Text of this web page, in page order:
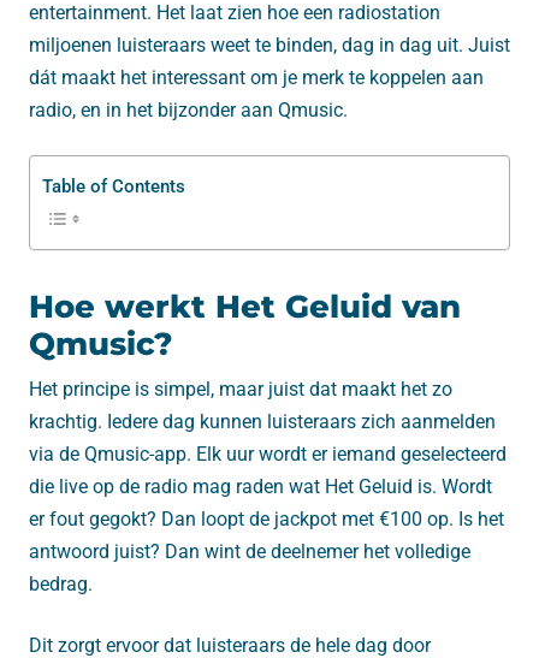
entertainment. Het laat zien hoe een radiostation
miljoenen luisteraars weet te binden, dag in dag uit. Juist
dát maakt het interessant om je merk te koppelen aan
radio, en in het bijzonder aan Qmusic.
Table of Contents
Hoe werkt Het Geluid van
Qmusic?
Het principe is simpel, maar juist dat maakt het zo
krachtig. Iedere dag kunnen luisteraars zich aanmelden
via de Qmusic-app. Elk uur wordt er iemand geselecteerd
die live op de radio mag raden wat Het Geluid is. Wordt
er fout gegokt? Dan loopt de jackpot met €100 op. Is het
antwoord juist? Dan wint de deelnemer het volledige
bedrag.
Dit zorgt ervoor dat luisteraars de hele dag door